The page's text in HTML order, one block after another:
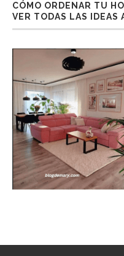
CÓMO ORDENAR TU
VER TODAS LAS IDEAS